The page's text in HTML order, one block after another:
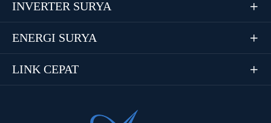
INVERTER SURYA 
ENERGI SURYA 
LINK CEPAT 